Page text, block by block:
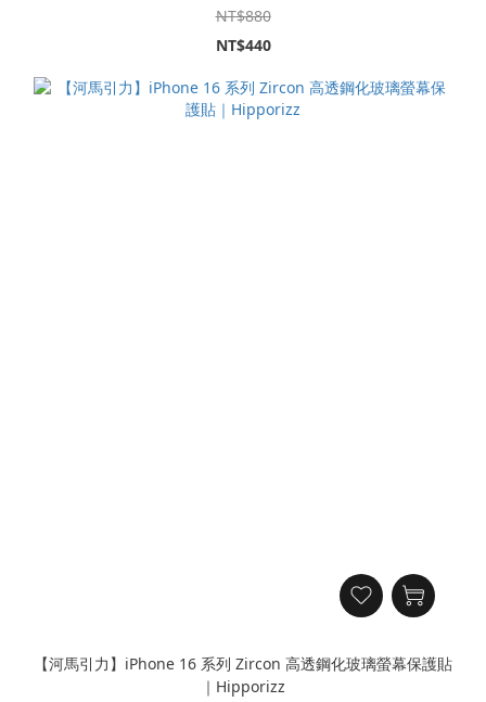
NT$880
NT$440
【河馬引力】iPhone 16 系列 Zircon 高透鋼化玻璃螢幕保護貼
｜Hipporizz